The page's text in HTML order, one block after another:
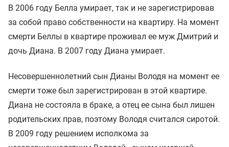
В 2006 году Белла умирает, так и не зарегистрировав
за собой право собственности на квартиру. На момент
смерти Беллы в квартире проживал ее муж Дмитрий и
дочь Диана. В 2007 году Диана умирает.
Несовершеннолетний сын Дианы Володя на момент ее
смерти тоже был зарегистрирован в этой квартире.
Диана не состояла в браке, а отец ее сына был лишен
родительских прав, поэтому Володя считался сиротой.
В 2009 году решением исполкома за